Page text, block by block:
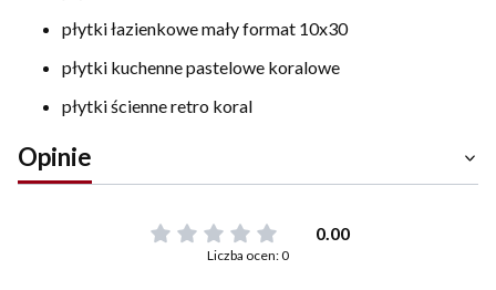
płytki łazienkowe mały format 10x30
płytki kuchenne pastelowe koralowe
płytki ścienne retro koral
Opinie
0.00
Liczba ocen: 0